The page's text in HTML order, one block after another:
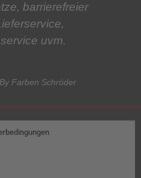
barrierefreier
uvm.
Farben Schröder